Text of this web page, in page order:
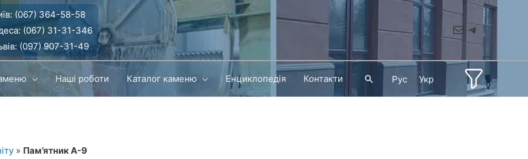
(067) 364-58-58
(067) 31-31-346
(097) 907-31-49
MailTelegram
Наші роботи Каталог каменю Енциклопедія Контакти ПошукРус Укр
» Пам’ятник А-9